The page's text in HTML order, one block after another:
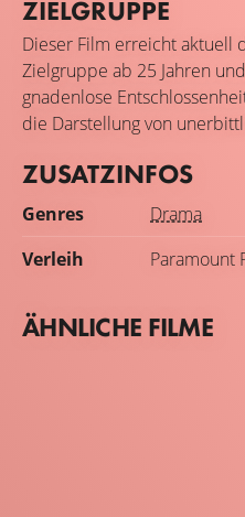
ZIELGRUPPE
Dieser Film erreicht aktuell
Zielgruppe ab 25 Jahren
gnadenlose
die Darstellung von
ZUSATZINFOS
Genres
Drama
Verleih
Paramount
ÄHNLICHE FILME